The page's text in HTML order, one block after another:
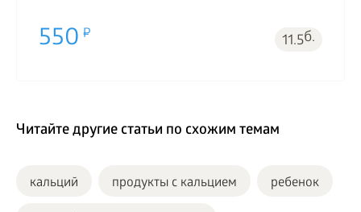
550 11.5б.
Читайте другие статьи по схожим темам
кальций продукты с кальцием ребенок